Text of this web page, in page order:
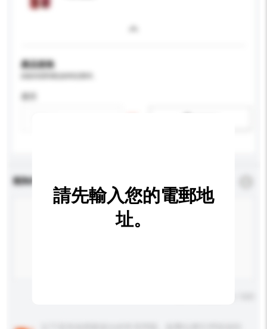
產品規格
查詢內容
請先輸入您的電郵地
址。